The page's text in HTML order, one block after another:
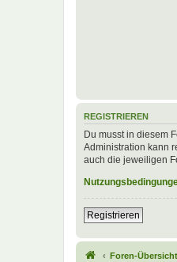
REGISTRIEREN
Du musst in diesem
Administration kann
auch die jeweiligen
Registrieren
Foren-Übersicht